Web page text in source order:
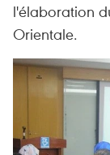
l'élaboration
Orientale.